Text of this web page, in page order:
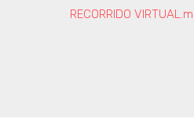
RECORRIDO